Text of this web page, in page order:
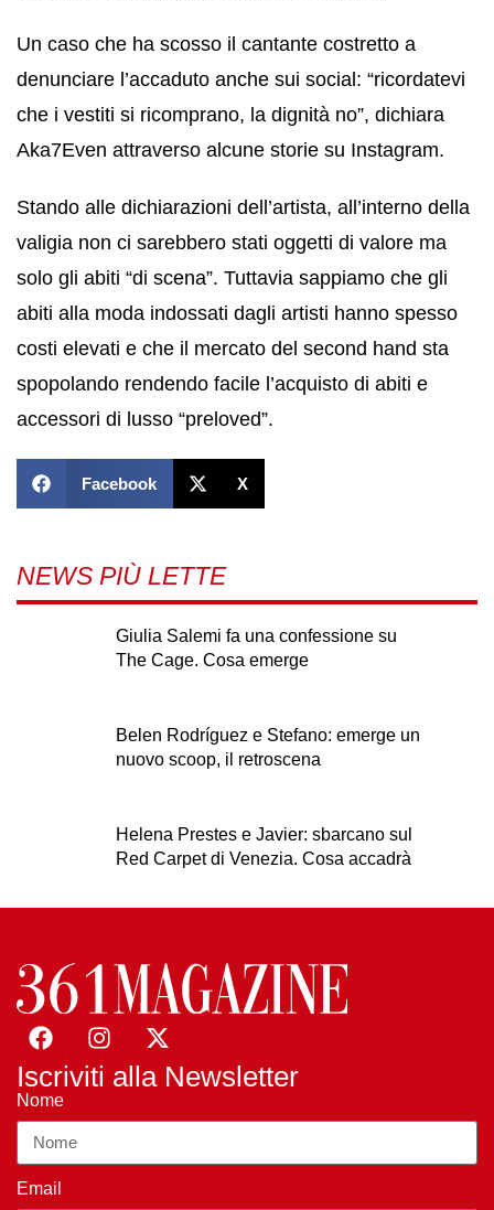
Un caso che ha scosso il cantante costretto a
denunciare l’accaduto anche sui social: “ricordatevi
che i vestiti si ricomprano, la dignità no”, dichiara
Aka7Even attraverso alcune storie su Instagram.
Stando alle dichiarazioni dell’artista, all’interno della
valigia non ci sarebbero stati oggetti di valore ma
solo gli abiti “di scena”. Tuttavia sappiamo che gli
abiti alla moda indossati dagli artisti hanno spesso
costi elevati e che il mercato del second hand sta
spopolando rendendo facile l’acquisto di abiti e
accessori di lusso “preloved”.
Facebook X
NEWS PIÙ LETTE
Giulia Salemi fa una confessione su
The Cage. Cosa emerge
Belen Rodríguez e Stefano: emerge un
nuovo scoop, il retroscena
Helena Prestes e Javier: sbarcano sul
Red Carpet di Venezia. Cosa accadrà
Iscriviti alla Newsletter
Nome
Email